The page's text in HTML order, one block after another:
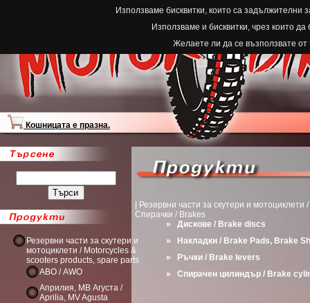
Използваме бисквитки, които са задължителни
Използваме и бисквитки, чрез които
Желаете ли да се възползвате от
Резервни части за скутери и
мотоциклети / Motorcycles &
scooters products, spare parts
АВО / AWO
Априлия, МВ Агуста /
Aprilia, MV Agusta
Кошницата е празна.
| Резервни части за скутери и
Спирачки / Brakes
» Дискове / Brake discs
»
Накладки / Brake Pads, Brake
»
Ръчки / Brake levers
» Спирачен цилиндър / Brake